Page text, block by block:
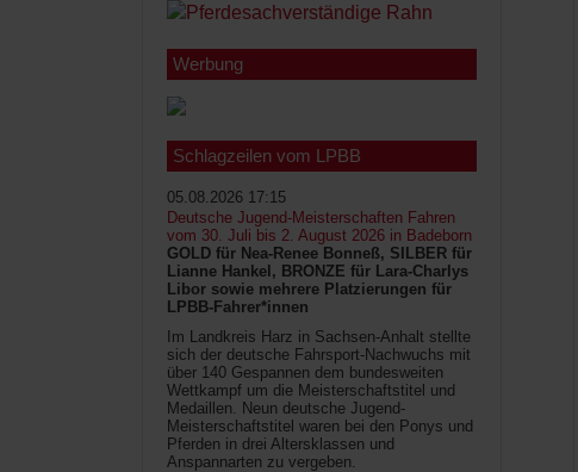
Werbung
Schlagzeilen vom LPBB
05.08.2026 17:15
Deutsche Jugend-Meisterschaften Fahren
vom 30. Juli bis 2. August 2026 in Badeborn
GOLD für Nea-Renee Bonneß, SILBER für
Lianne Hankel, BRONZE für Lara-Charlys
Libor sowie mehrere Platzierungen für
LPBB-Fahrer*innen
Im Landkreis Harz in Sachsen-Anhalt stellte
sich der deutsche Fahrsport-Nachwuchs mit
über 140 Gespannen dem bundesweiten
Wettkampf um die Meisterschaftstitel und
Medaillen. Neun deutsche Jugend-
Meisterschaftstitel waren bei den Ponys und
Pferden in drei Altersklassen und
Anspannarten zu vergeben.